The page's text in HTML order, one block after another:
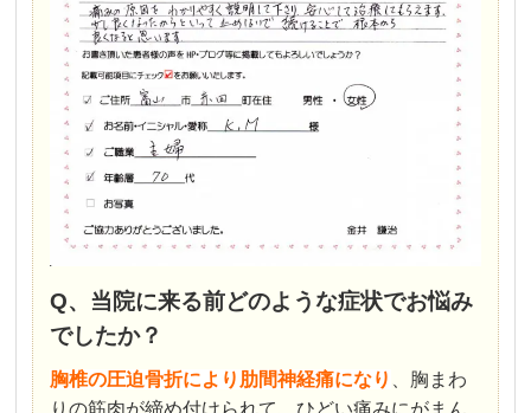
Q、当院に来る前どのような症状でお悩み
でしたか？
胸椎の圧迫骨折により肋間神経痛になり
、胸まわ
りの筋肉が締め付けられて、ひどい痛みにがまん